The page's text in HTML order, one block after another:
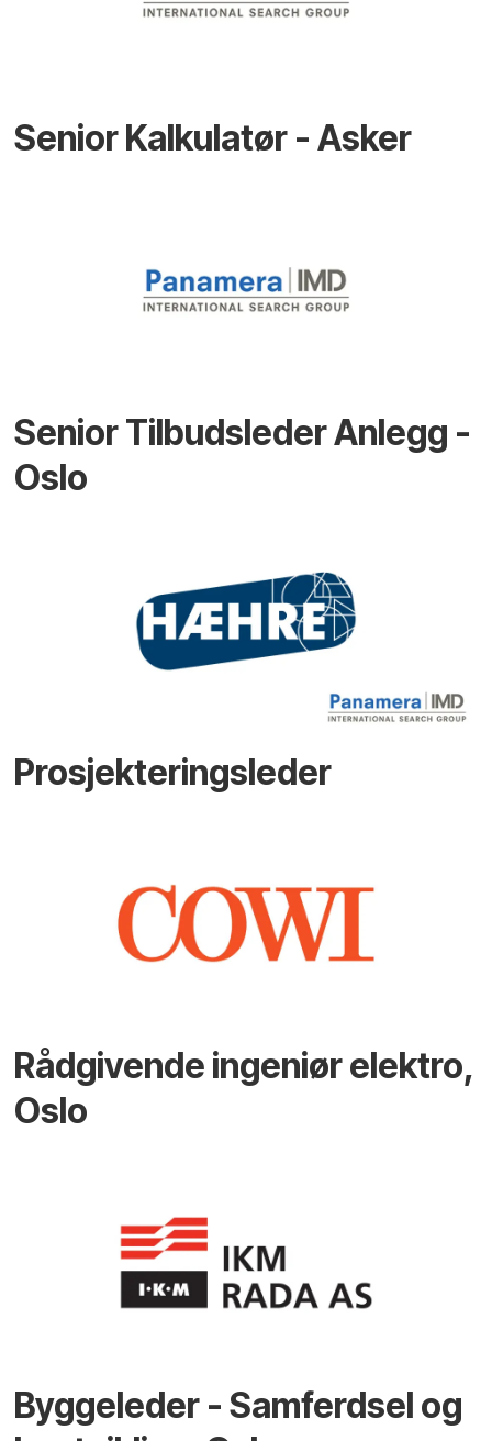
Senior Kalkulatør - Asker
Senior Tilbudsleder Anlegg -
Oslo
Prosjekteringsleder
Rådgivende ingeniør elektro,
Oslo
Byggeleder - Samferdsel og